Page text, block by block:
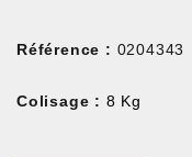
Référence : 0204343
Colisage : 8 Kg